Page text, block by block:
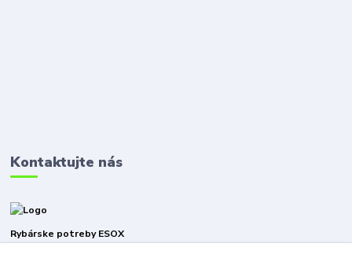
Kontaktujte nás
Rybárske potreby ESOX